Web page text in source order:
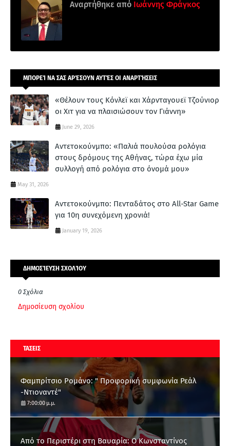
Αναρτήθηκε από Ιωάννης Φράγκος
ΜΠΟΡΕΊ ΝΑ ΣΑΣ ΑΡΈΣΟΥΝ ΑΥΤΈΣ ΟΙ ΑΝΑΡΤΉΣΕΙΣ
«Θέλουν τους Κόνλεϊ και Χάρνταγουεϊ Τζούνιορ
οι Χιτ για να πλαισιώσουν τον Γιάννη»
June 29, 2026
Αντετοκούνμπο: «Παλιά πουλούσα ρολόγια
στους δρόμους της Αθήνας, τώρα έχω μία
συλλογή από ρολόγια στο όνομά μου»
May 31, 2026
Αντετοκούνμπο: Πενταδάτος στο All-Star Game
για 10η συνεχόμενη χρονιά!
January 19, 2026
ΔΗΜΟΣΊΕΥΣΗ ΣΧΟΛΊΟΥ
0 Σχόλια
Δημοσίευση σχολίου
ΤΑΣΕΙΣ
Φαμπρίτσιο Ρομάνο: " Προφορική συμφωνία Ρεάλ
-Ντιοναντέ"
7:00:00 μ.μ.
Από το Περιστέρι στη Βαυαρία: O Κωνσταντίνος